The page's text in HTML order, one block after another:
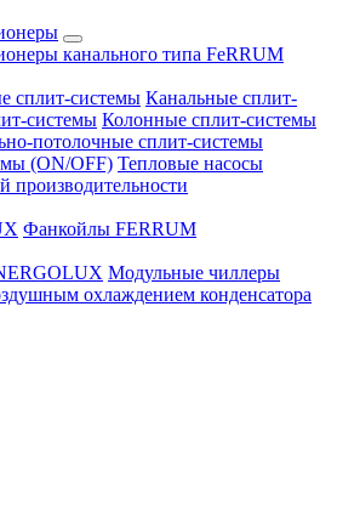
канального типа FeRRUM
сплит-системы Канальные сплит-
системы Колонные сплит-системы
потолочные сплит-системы
(ON/OFF) Тепловые насосы
производительности
Фанкойлы FERRUM
Модульные чиллеры
охлаждением конденсатора